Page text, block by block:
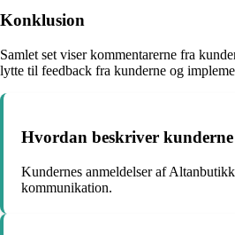
Konklusion
Samlet set viser kommentarerne fra
lytte til feedback fra kunderne og
Hvordan beskriver kunderne
Kundernes anmeldelser af
kommunikation.